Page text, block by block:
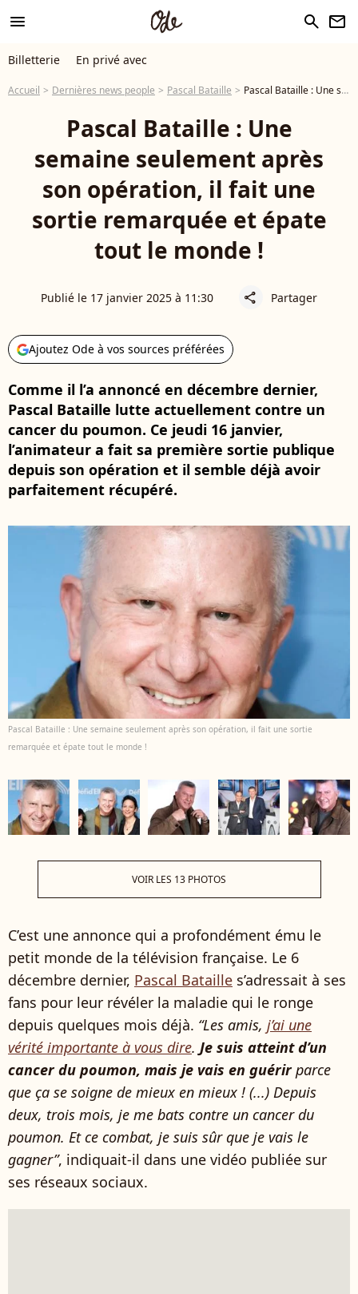
menu search newsletter
Billetterie En privé avec
Accueil Dernières news people Pascal Bataille Pascal Bataille : Une semaine seulement après son opération, il fait une sortie remarquée et épate tout le monde !
Pascal Bataille : Une
semaine seulement après
son opération, il fait une
sortie remarquée et épate
tout le monde !
Publié le 17 janvier 2025 à 11:30 share Partager
Ajoutez Ode à vos sources préférées
Comme il l’a annoncé en décembre dernier,
Pascal Bataille lutte actuellement contre un
cancer du poumon. Ce jeudi 16 janvier,
l’animateur a fait sa première sortie publique
depuis son opération et il semble déjà avoir
parfaitement récupéré.
Pascal Bataille : Une semaine seulement après son opération, il fait une sortie
remarquée et épate tout le monde !
VOIR LES 13 PHOTOS
C’est une annonce qui a profondément ému le
petit monde de la télévision française. Le 6
décembre dernier, Pascal Bataille s’adressait à ses
fans pour leur révéler la maladie qui le ronge
depuis quelques mois déjà. “Les amis, j’ai une
vérité importante à vous dire. Je suis atteint d’un
cancer du poumon, mais je vais en guérirparce
que ça se soigne de mieux en mieux ! (...) Depuis
deux, trois mois, je me bats contre un cancer du
poumon. Et ce combat, je suis sûr que je vais le
gagner”, indiquait-il dans une vidéo publiée sur
ses réseaux sociaux.